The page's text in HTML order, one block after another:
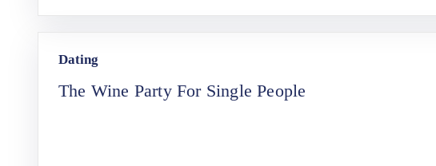
Dating
The Wine Party For Single People